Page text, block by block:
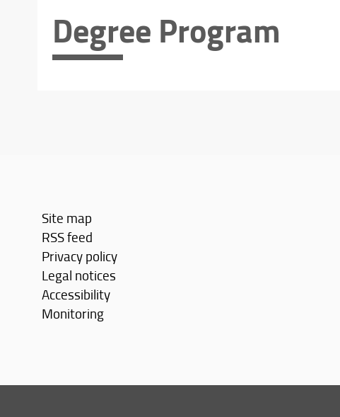
Degree Program
Site map
RSS feed
Privacy policy
Legal notices
Accessibility
Monitoring